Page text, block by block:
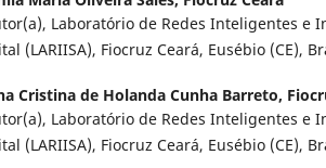
Laboratório de Redes Inteligentes e
(LARIISA), Fiocruz Ceará, Eusébio (CE),
Cristina de Holanda Cunha Barreto,
Laboratório de Redes Inteligentes e
(LARIISA), Fiocruz Ceará, Eusébio (CE),